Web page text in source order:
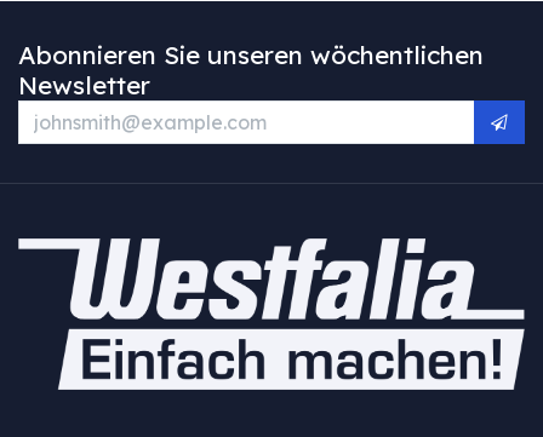
Abonnieren Sie unseren wöchentlichen
Newsletter